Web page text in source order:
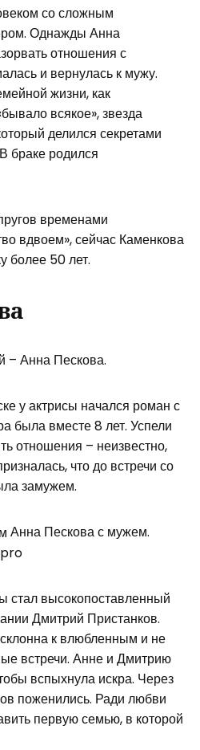
со сложным
Однажды Анна
отношения с
и вернулась к мужу.
жизни, как
всякое», звезда
делился секретами
браке родился
временами
вдвоем», сейчас Каменкова
более 50 лет.
– Анна Пескова.
у актрисы начался роман с
была вместе 8 лет. Успели
отношения – неизвестно,
что до встречи со
замужем.
Анна Пескова с мужем.
стал высокопоставленный
Дмитрий Пристанков.
к влюбленным и не
встречи. Анне и Дмитрию
вспыхнула искра. Через
поженились. Ради любви
первую семью, в которой